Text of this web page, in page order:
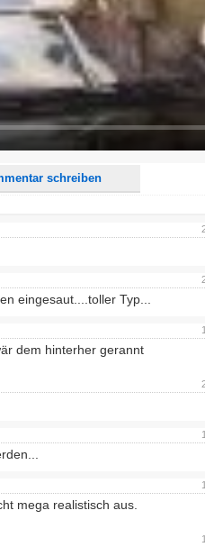
schreiben
aus Deinem Kommentar entfernt.
verwende "www." oder "http://" in URLs
Kommentar Antworten erscheinen.
Seite weitere Kommentare erscheinen.
eingesaut....toller Typ...
dem hinterher gerannt
mega realistisch aus.